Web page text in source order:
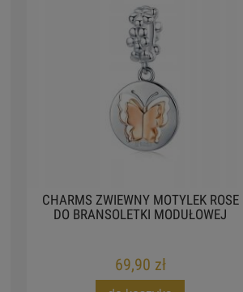
CHARMS ZWIEWNY MOTYLEK ROSE
DO BRANSOLETKI MODUŁOWEJ
69,90 zł